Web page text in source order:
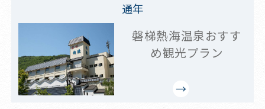
通年
磐梯熱海温泉おすす
め観光プラン